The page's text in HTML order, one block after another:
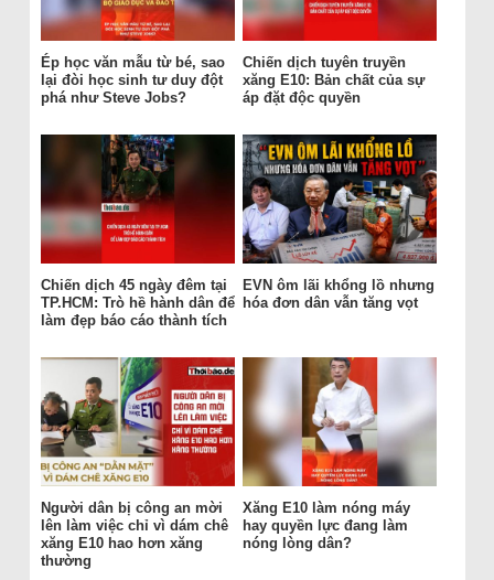
Ép học văn mẫu từ bé, sao
lại đòi học sinh tư duy đột
phá như Steve Jobs?
Chiến dịch tuyên truyền
xăng E10: Bản chất của sự
áp đặt độc quyền
Chiến dịch 45 ngày đêm tại
TP.HCM: Trò hề hành dân để
làm đẹp báo cáo thành tích
EVN ôm lãi khổng lồ nhưng
hóa đơn dân vẫn tăng vọt
Người dân bị công an mời
lên làm việc chỉ vì dám chê
xăng E10 hao hơn xăng
thường
Xăng E10 làm nóng máy
hay quyền lực đang làm
nóng lòng dân?